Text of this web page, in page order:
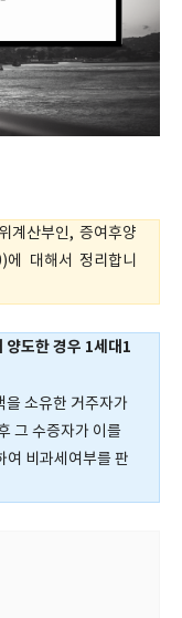
계산부인, 증여후양
대해서 정리합니
양도한 경우 1세대1
을 소유한 거주자가
그 수증자가 이를
여 비과세여부를 판